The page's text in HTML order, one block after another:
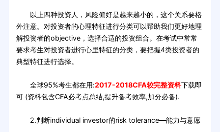
以上四种投资人，风险偏好是越来越小的，这个关系要格
外注意。对投资者的心理特征进行分类可以帮助我们更好地理
解投资者的objective，选择合适的投资组合。在考试中常常
要求考生对投资者进行心里特征的分类，要把握4类投资者的
典型特征进行选择。
全球95%考生都在用:2017-2018CFA较完整资料下载即
可 (资料包含CFA必考点总结,提升备考效率,加分必备).
2.判断individual investor的risk tolerance—能力与意愿